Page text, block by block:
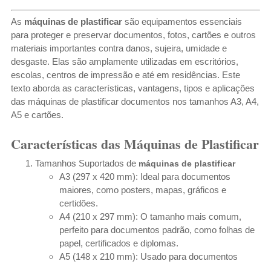
As máquinas de plastificarsão equipamentos essenciais
para proteger e preservar documentos, fotos, cartões e outros
materiais importantes contra danos, sujeira, umidade e
desgaste. Elas são amplamente utilizadas em escritórios,
escolas, centros de impressão e até em residências. Este
texto aborda as características, vantagens, tipos e aplicações
das máquinas de plastificar documentos nos tamanhos A3, A4,
A5 e cartões.
Características das Máquinas de Plastificar
Tamanhos Suportados de máquinas de plastificar
A3 (297 x 420 mm): Ideal para documentos
maiores, como posters, mapas, gráficos e
certidões.
A4 (210 x 297 mm): O tamanho mais comum,
perfeito para documentos padrão, como folhas de
papel, certificados e diplomas.
A5 (148 x 210 mm): Usado para documentos